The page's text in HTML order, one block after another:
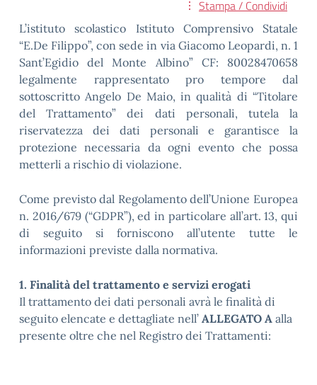
Stampa / Condividi
L’istituto scolastico Istituto Comprensivo Statale
“E.De Filippo”, con sede in via Giacomo Leopardi, n. 1
Sant’Egidio del Monte Albino” CF: 80028470658
legalmente rappresentato pro tempore dal
sottoscritto Angelo De Maio, in qualità di “Titolare
del Trattamento” dei dati personali, tutela la
riservatezza dei dati personali e garantisce la
protezione necessaria da ogni evento che possa
metterli a rischio di violazione.
Come previsto dal Regolamento dell’Unione Europea
n. 2016/679 (“GDPR”), ed in particolare all’art. 13, qui
di seguito si forniscono all’utente tutte le
informazioni previste dalla normativa.
1. Finalità del trattamento e servizi erogati
Il trattamento dei dati personali avrà le finalità di
seguito elencate e dettagliate nell’ ALLEGATO A alla
presente oltre che nel Registro dei Trattamenti: